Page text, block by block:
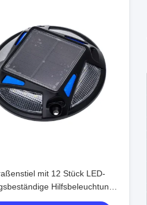
mit 12 Stück LED-
Hilfsbeleuchtung
auf der Straße